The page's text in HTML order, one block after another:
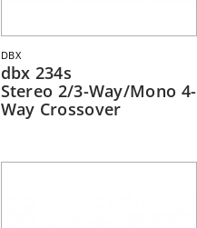
DBX
dbx 234s
Stereo 2/3-Way/Mono 4-
Way Crossover